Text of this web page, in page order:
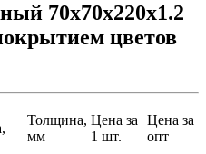
70х70х220х1.2
цветов
Толщина,
мм
Цена за
1 шт.
Цена за
опт